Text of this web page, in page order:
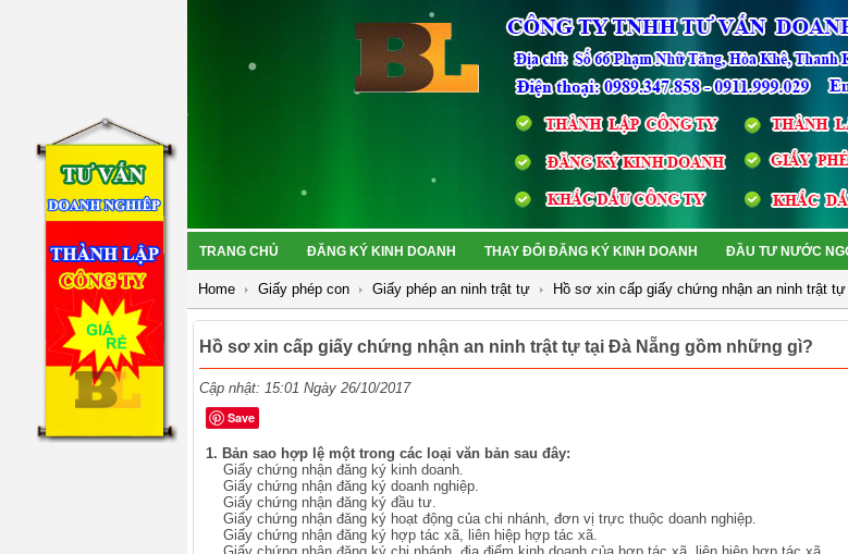
TRANG CHỦ ĐĂNG KÝ KINH DOANH THAY ĐỔI ĐĂNG KÝ KINH DOANH ĐẦU TƯ NƯỚC
Home Giấy phép con Giấy phép an ninh trật tự Hồ sơ xin cấp giấy chứng nhận an ninh trật
Hồ sơ xin cấp giấy chứng nhận an ninh trật tự tại Đà Nẵng gồm những gì?
Cập nhật: 15:01 Ngày 26/10/2017
Save
1. Bản sao hợp lệ một trong các loại văn bản sau đây:
Giấy chứng nhận đăng ký kinh doanh.
Giấy chứng nhận đăng ký doanh nghiệp.
Giấy chứng nhận đăng ký đầu tư.
Giấy chứng nhận đăng ký hoạt động của chi nhánh, đơn vị trực thuộc doanh nghiệp.
Giấy chứng nhận đăng ký hợp tác xã, liên hiệp hợp tác xã.